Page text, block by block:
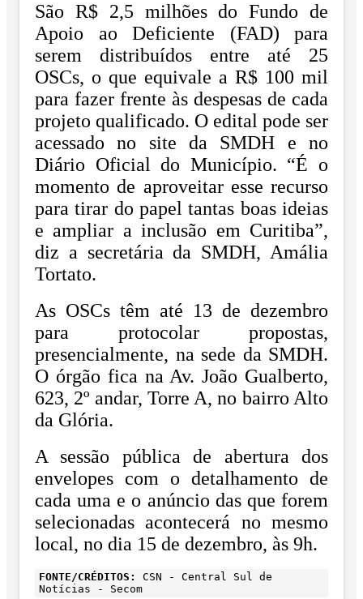
São R$ 2,5 milhões do Fundo de
Apoio ao Deficiente (FAD) para
serem distribuídos entre até 25
OSCs, o que equivale a R$ 100 mil
para fazer frente às despesas de cada
projeto qualificado. O edital pode ser
acessado no site da SMDH e no
Diário Oficial do Município. “É o
momento de aproveitar esse recurso
para tirar do papel tantas boas ideias
e ampliar a inclusão em Curitiba”,
diz a secretária da SMDH, Amália
Tortato.
As OSCs têm até 13 de dezembro
para protocolar propostas,
presencialmente, na sede da SMDH.
O órgão fica na Av. João Gualberto,
623, 2º andar, Torre A, no bairro Alto
da Glória.
A sessão pública de abertura dos
envelopes com o detalhamento de
cada uma e o anúncio das que forem
selecionadas acontecerá no mesmo
local, no dia 15 de dezembro, às 9h.
FONTE/CRÉDITOS:
CSN - Central Sul de
Notícias - Secom